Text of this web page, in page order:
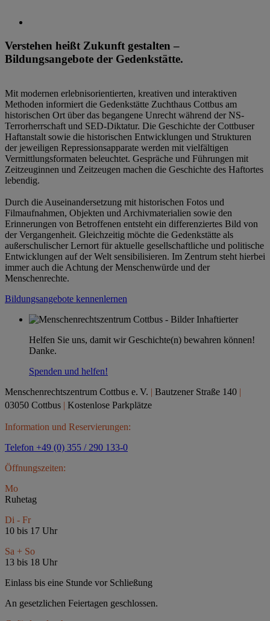
Verstehen heißt Zukunft gestalten –
Bildungsangebote der Gedenkstätte.
Mit modernen erlebnisorientierten, kreativen und interaktiven
Methoden informiert die Gedenkstätte Zuchthaus Cottbus am
historischen Ort über das begangene Unrecht während der NS-
Terrorherrschaft und SED-Diktatur. Die Geschichte der Cottbuser
Haftanstalt sowie die historischen Entwicklungen und Strukturen
der jeweiligen Repressionsapparate werden mit vielfältigen
Vermittlungsformaten beleuchtet. Gespräche und Führungen mit
Zeitzeuginnen und Zeitzeugen machen die Geschichte des Haftortes
lebendig.
Durch die Auseinandersetzung mit historischen Fotos und
Filmaufnahmen, Objekten und Archivmaterialien sowie den
Erinnerungen von Betroffenen entsteht ein differenziertes Bild von
der Vergangenheit. Gleichzeitig möchte die Gedenkstätte als
außerschulischer Lernort für aktuelle gesellschaftliche und politische
Entwicklungen auf der Welt sensibilisieren. Im Zentrum steht hierbei
immer auch die Achtung der Menschenwürde und der
Menschenrechte.
Bildungsangebote kennenlernen
Helfen Sie uns, damit wir Geschichte(n) bewahren können!
Danke.
Spenden und helfen!
Menschenrechtszentrum Cottbus e. V. | Bautzener Straße 140 |
03050 Cottbus | Kostenlose Parkplätze
Information und Reservierungen:
Telefon +49 (0) 355 / 290 133-0
Öffnungszeiten:
Mo
Ruhetag
Di - Fr
10 bis 17 Uhr
Sa + So
13 bis 18 Uhr
Einlass bis eine Stunde vor Schließung
An gesetzlichen Feiertagen geschlossen.